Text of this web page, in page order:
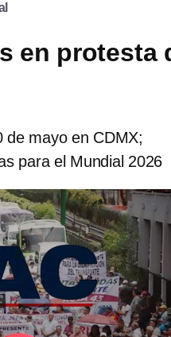
en protesta
de mayo en CDMX;
para el Mundial 2026